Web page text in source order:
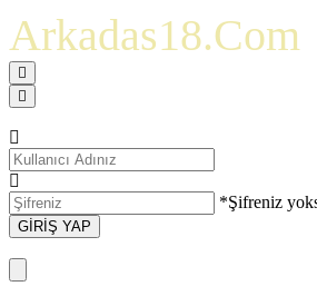
Arkadas18.Com
*Şifreniz
GİRİŞ YAP